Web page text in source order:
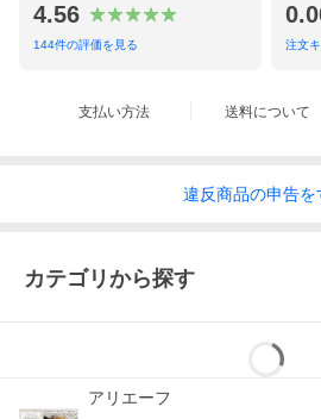
4.56
144件の評価を見る 注文
支払い方法 送料について
違反商品の申告を
カテゴリから探す
アリエーフ